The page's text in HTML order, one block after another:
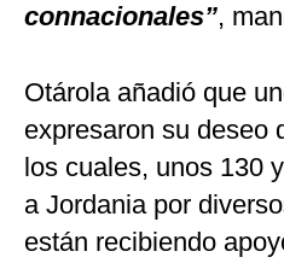
connacionales”,
Otárola añadió que
expresaron su deseo
los cuales, unos 130
a Jordania por
están recibiendo